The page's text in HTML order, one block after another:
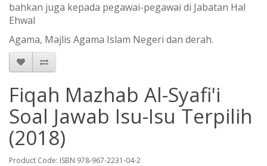
bahkan juga kepada pegawai-pegawai di Jabatan Hal
Ehwal
Agama, Majlis Agama Islam Negeri dan derah.
Fiqah Mazhab Al-Syafi'i
Soal Jawab Isu-Isu Terpilih
(2018)
Product Code: ISBN 978-967-2231-04-2